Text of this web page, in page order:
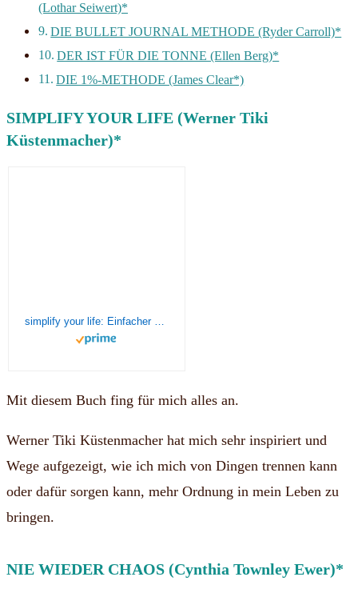
(Lothar Seiwert)*
DIE BULLET JOURNAL METHODE (Ryder Carroll)*
DER IST FÜR DIE TONNE (Ellen Berg)*
DIE 1%-METHODE (James Clear*)
SIMPLIFY YOUR LIFE (Werner Tiki
Küstenmacher)*
Mit diesem Buch fing für mich alles an.
Werner Tiki Küstenmacher hat mich sehr inspiriert und
Wege aufgezeigt, wie ich mich von Dingen trennen kann
oder dafür sorgen kann, mehr Ordnung in mein Leben zu
bringen.
NIE WIEDER CHAOS (Cynthia Townley Ewer)*